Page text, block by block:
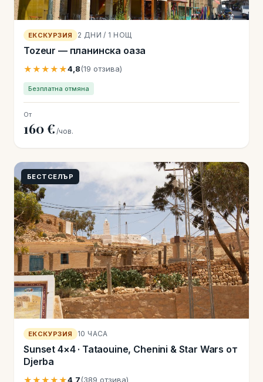
ЕКСКУРЗИЯ 2 ДНИ / 1 НОЩ
Tozeur — планинска оаза
★★★★★4,8(19 отзива)
Безплатна отмяна
От
160 € /чов.
БЕСТСЕЛЪР
ЕКСКУРЗИЯ 10 ЧАСА
Sunset 4×4 · Tataouine, Chenini & Star Wars от
Djerba
★★★★★4,7(389 отзива)